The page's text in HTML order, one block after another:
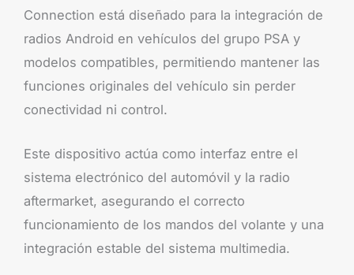
Connection está diseñado para la integración de
radios Android en vehículos del grupo PSA y
modelos compatibles, permitiendo mantener las
funciones originales del vehículo sin perder
conectividad ni control.
Este dispositivo actúa como interfaz entre el
sistema electrónico del automóvil y la radio
aftermarket, asegurando el correcto
funcionamiento de los mandos del volante y una
integración estable del sistema multimedia.